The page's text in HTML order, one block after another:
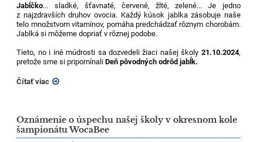
Jabĺčko... sladké, šťavnaté, červené, žlté, zelené... Je jedno
z najzdravších druhov ovocia. Každý kúsok jablka zásobuje naše
telo množstvom vitamínov, pomáha predchádzať rôznym chorobám.
Jablká si môžeme dopriať v rôznej podobe.
Tieto, no i iné múdrosti sa dozvedeli žiaci našej školy 21.10.2024,
pretože sme si pripomínaliDeň pôvodných odrôd jabĺk.
Čítať viac
Oznámenie o úspechu našej školy v okresnom kole
šampionátu WocaBee